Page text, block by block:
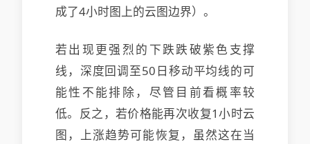
成了4小时图上的云图边界）。
若出现更强烈的下跌跌破紫色支撑
线，深度回调至50日移动平均线的可
能性不能排除，尽管目前看概率较
低。反之，若价格能再次收复1小时云
图，上涨趋势可能恢复，虽然这在当